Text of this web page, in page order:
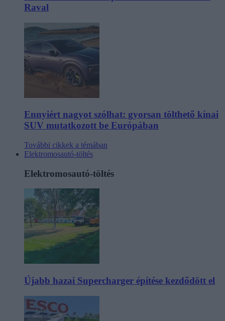
Raval
Ennyiért nagyot szólhat: gyorsan tölthető kínai
SUV mutatkozott be Európában
További cikkek a témában
Elektromosautó-töltés
Elektromosautó-töltés
Újabb hazai Supercharger építése kezdődött el